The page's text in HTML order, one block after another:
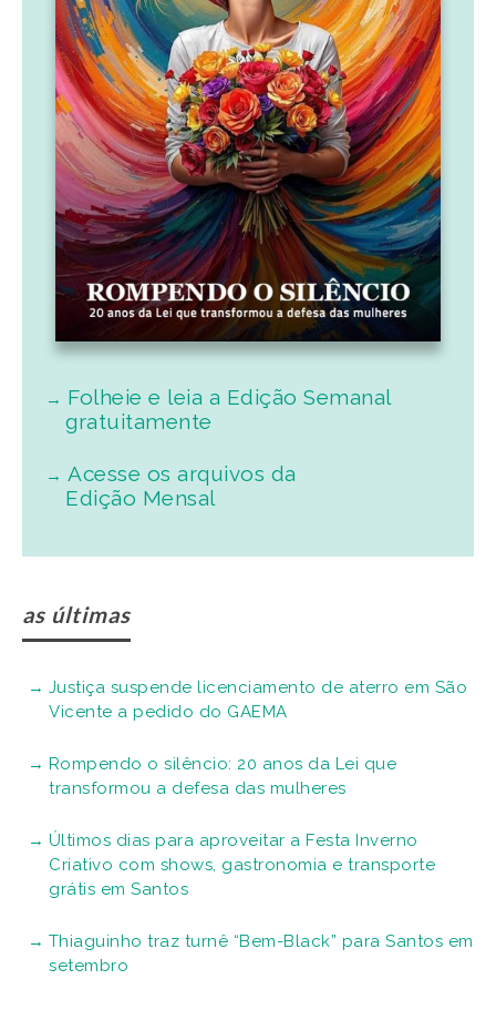
Folheie e leia a Edição Semanal
gratuitamente
Acesse os arquivos da
Edição Mensal
as últimas
Justiça suspende licenciamento de aterro em São
Vicente a pedido do GAEMA
Rompendo o silêncio: 20 anos da Lei que
transformou a defesa das mulheres
Últimos dias para aproveitar a Festa Inverno
Criativo com shows, gastronomia e transporte
grátis em Santos
Thiaguinho traz turnê “Bem-Black” para Santos em
setembro